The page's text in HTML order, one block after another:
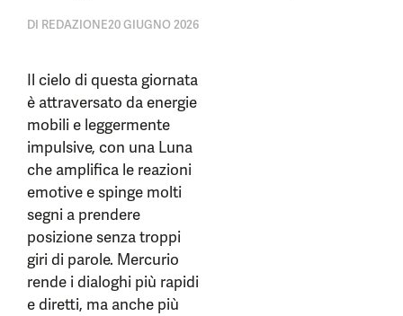
DI REDAZIONE20 GIUGNO 2026
Il cielo di questa giornata
è attraversato da energie
mobili e leggermente
impulsive, con una Luna
che amplifica le reazioni
emotive e spinge molti
segni a prendere
posizione senza troppi
giri di parole. Mercurio
rende i dialoghi più rapidi
e diretti, ma anche più